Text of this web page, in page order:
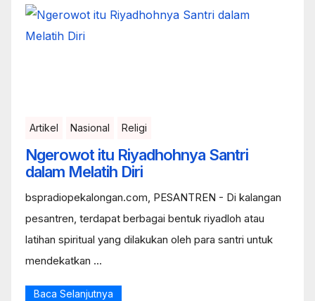
Artikel Nasional Religi
Ngerowot itu Riyadhohnya Santri
dalam Melatih Diri
bspradiopekalongan.com, PESANTREN - Di kalangan
pesantren, terdapat berbagai bentuk riyadloh atau
latihan spiritual yang dilakukan oleh para santri untuk
mendekatkan ...
Baca Selanjutnya